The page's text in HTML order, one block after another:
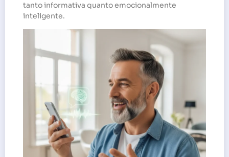
tanto informativa quanto emocionalmente
inteligente.